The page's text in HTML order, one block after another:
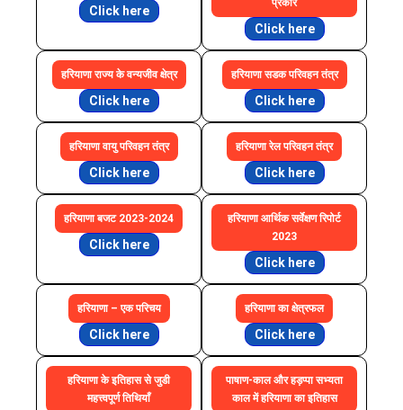
Click here
प्रकार
Click here
हरियाणा राज्य के वन्यजीव क्षेत्र
Click here
हरियाणा सडक परिवहन तंत्र
Click here
हरियाणा वायु परिवहन तंत्र
Click here
हरियाणा रेल परिवहन तंत्र
Click here
हरियाणा बजट 2023-2024
Click here
हरियाणा आर्थिक सर्वेक्षण रिपोर्ट
2023
Click here
हरियाणा – एक परिचय
Click here
हरियाणा का क्षेत्रफल
Click here
हरियाणा के इतिहास से जुडी
महत्त्वपूर्ण तिथियाँ
पाषाण-काल और हड़प्पा सभ्यता
काल में हरियाणा का इतिहास